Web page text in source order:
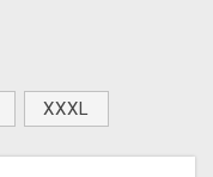
XXXL